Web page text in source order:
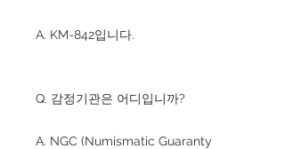
A. KM-842입니다.
Q. 감정기관은 어디입니까?
A. NGC (Numismatic Guaranty